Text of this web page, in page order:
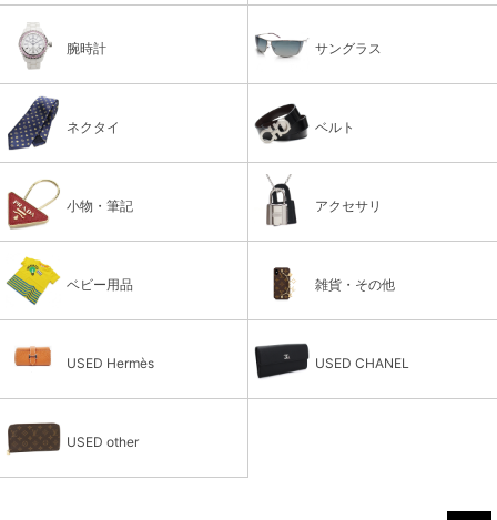
腕時計 サングラス
ネクタイ ベルト
小物・筆記 アクセサリ
ベビー用品 雑貨・その他
USED Hermès USED CHANEL
USED other